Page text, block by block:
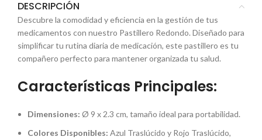
DESCRIPCIÓN
Descubre la comodidad y eficiencia en la gestión de tus
medicamentos con nuestro Pastillero Redondo. Diseñado para
simplificar tu rutina diaria de medicación, este pastillero es tu
compañero perfecto para mantener organizada tu salud.
Características Principales:
Dimensiones: Ø 9 x 2.3 cm, tamaño ideal para portabilidad.
Colores Disponibles: Azul Traslúcido y Rojo Traslúcido,